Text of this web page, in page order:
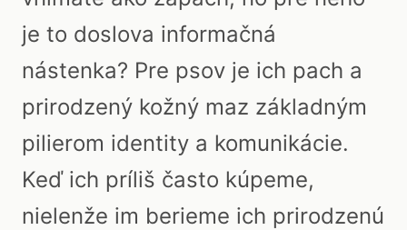
je to doslova informačná
nástenka? Pre psov je ich pach a
prirodzený kožný maz základným
pilierom identity a komunikácie.
Keď ich príliš často kúpeme,
nielenže im berieme ich prirodzenú